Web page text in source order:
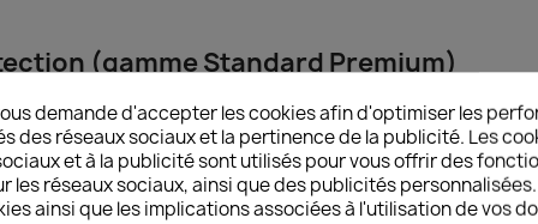
(gamme Standard Premium)
contre les chocs et la casse de l'écran (verre trempé AAA -
contre les chocs et la casse de l'écran (indice 9H sur
oléophobique
: Contact agréable – Réactivité tactile optimale – Angles
détaillée en français et kit de nettoyage complet
demande d'accepter les cookies afin d'optimiser les
des réseaux sociaux et la pertinence de la publicité. Les
et à la publicité sont utilisés pour vous offrir des
les réseaux sociaux, ainsi que des publicités
ainsi que les implications associées à l'utilisation de vos